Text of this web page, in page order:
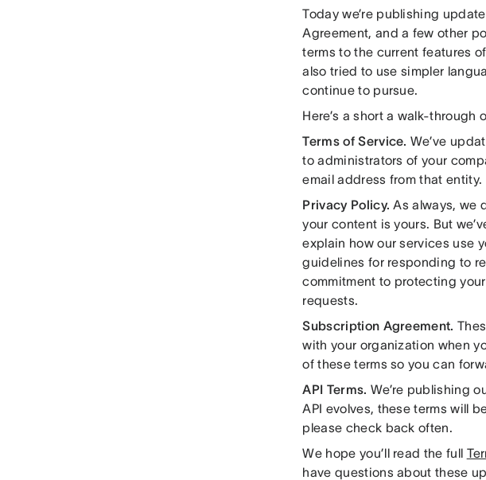
Today we’re publishing
Agreement, and a few other
terms to the current features
also tried to use simpler
continue to pursue.
Here’s a short a walk-through
Terms of Service. We’ve
to administrators of your
email address from that entity.
Privacy Policy. As always, we
your content is yours. But
explain how our services use
guidelines for responding to
commitment to protecting
requests.
Subscription Agreement.
with your organization when
of these terms so you can
API Terms. We’re publishing
API evolves, these terms will
please check back often.
We hope you’ll read the full
have questions about these